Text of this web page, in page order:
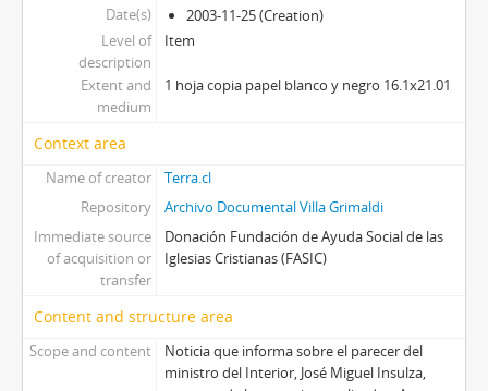
Date(s)
2003-11-25 (Creation)
Level of
description
Item
Extent and
medium
1 hoja copia papel blanco y negro 16.1x21.01
Context area
Name of creator
Terra.cl
Repository
Archivo Documental Villa Grimaldi
Immediate source
of acquisition or
transfer
Donación Fundación de Ayuda Social de las
Iglesias Cristianas (FASIC)
Content and structure area
Scope and content
Noticia que informa sobre el parecer del
ministro del Interior, José Miguel Insulza,